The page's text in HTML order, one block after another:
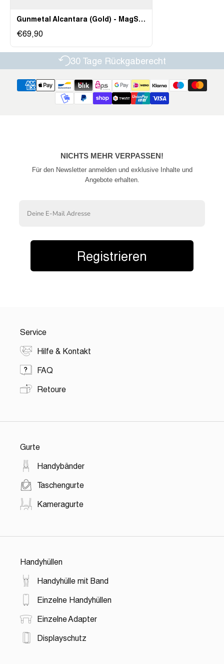
Gunmetal Alcantara (Gold) - MagSafe Handyhülle
€69,90
Hochwertig &
NICHTS MEHR VERPASSEN!
Für den Newsletter anmelden und exklusive Inhalte und
Angebote erhalten.
Registrieren
Service
Hilfe & Kontakt
FAQ
Retoure
Gurte
Handybänder
Taschengurte
Kameragurte
Handyhüllen
Handyhülle mit Band
Einzelne Handyhüllen
Einzelne Adapter
Displayschutz